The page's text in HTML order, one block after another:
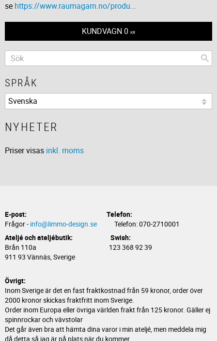
se https://www.raumagarn.no/produ...
KUNDVAGN 0 KR
SPRÅK
NYHETER
Priser visas inkl. moms
E-post:
Telefon:
Frågor - info@limmo-design.se Telefon: 070-2710001
Ateljé och ateljébutik: Swish:
Brån 110a 123 368 92 39
911 93 Vännäs, Sverige
Övrigt:
Inom Sverige är det en fast fraktkostnad från 59 kronor, order över
2000 kronor skickas fraktfritt inom Sverige.
Order inom Europa eller övriga världen frakt från 125 kronor. Gäller ej
spinnrockar och vävstolar
Det går även bra att hämta dina varor i min ateljé, men meddela mig
då detta så jag är på plats när du kommer.